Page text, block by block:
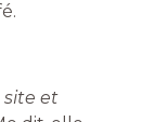
site et